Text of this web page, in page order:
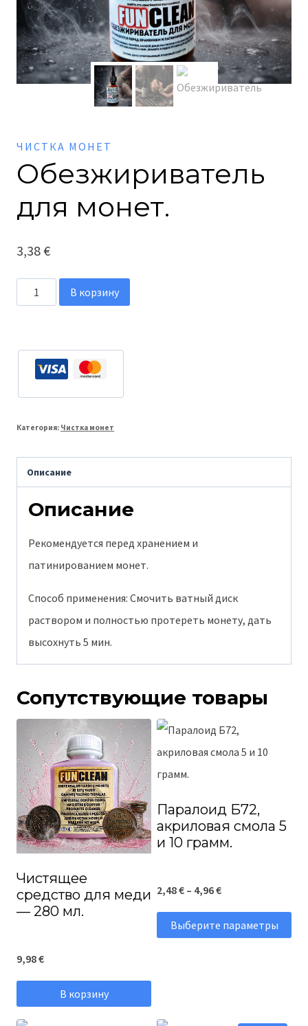
ЧИСТКА МОНЕТ
Обезжириватель
для монет.
3,38€
Количество
для
монет.
В корзину
Категория: Чистка монет
Описание
Описание
Рекомендуется перед хранением и
патинированием монет.
Способ применения: Смочить ватный диск
раствором и полностью протереть монету, дать
высохнуть 5 мин.
Сопутствующие товары
Чистящее
средство для меди
— 280 мл.
9,98€
В корзину
Паралоид Б72,
акриловая смола 5
и 10 грамм.
2,48€ – 4,96€Диапазон
цен:
2,48 €
Выберите параметры